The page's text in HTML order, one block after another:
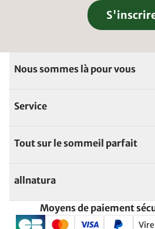
Nous sommes là pour vous
Service
Tout sur le sommeil parfait
allnatura
Moyens de paiement